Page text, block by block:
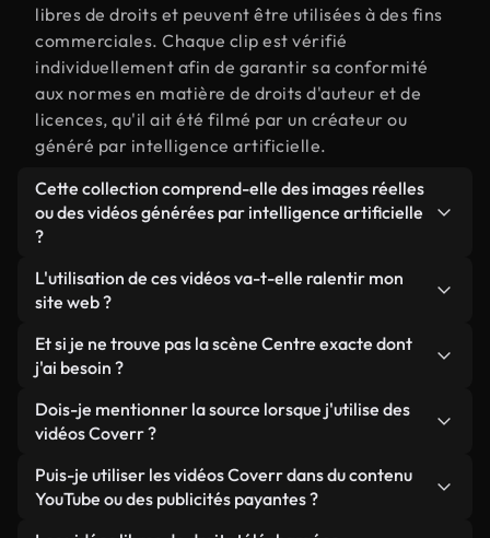
libres de droits et peuvent être utilisées à des fins
commerciales. Chaque clip est vérifié
individuellement afin de garantir sa conformité
aux normes en matière de droits d'auteur et de
licences, qu'il ait été filmé par un créateur ou
généré par intelligence artificielle.
Cette collection comprend-elle des images réelles
ou des vidéos générées par intelligence artificielle
?
Les deux. Il s'agit d'une bibliothèque hybride
composée de véritables images filmées par des
générées par IA. Chaque vidéo est clairement
identifiée afin que vous sachiez toujours ce que
vous utilisez.
L'utilisation de ces vidéos va-t-elle ralentir mon
site web ?
Sauf si vous choisissez nos versions optimisées.
Nous proposons des formats légers, prêts pour le
ils conservent une qualité élevée tout en
minimisant les temps de chargement et en
améliorant des indicateurs comme le LCP.
Et si je ne trouve pas la scène Centre exacte dont
j'ai besoin ?
Vous pouvez en créer une instantanément avec
Coverr AI Studio. Il vous suffit de décrire la scène,
Studio générera en quelques secondes une vidéo
personnalisée conforme à nos normes de licence.
Dois-je mentionner la source lorsque j'utilise des
vidéos Coverr ?
Aucune attribution n'est requise. Toutes les vidéos
de notre bibliothèque sont libres de droits et
Puis-je utiliser les vidéos Coverr dans du contenu
YouTube ou des publicités payantes ?
Oui. Toutes les séquences vidéo de Coverr peuvent